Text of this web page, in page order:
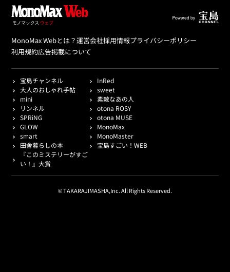
MonoMax Webとは？運営会社採用情報プライバシーポリシー
利用規約広告掲載について
宝島チャンネル
InRed
大人のおしゃれ手帖
sweet
mini
素敵なあの人
リンネル
otona ROSY
SPRiNG
otona MUSE
GLOW
MonoMax
smart
MonoMaster
田舎暮らしの本
宝島すごい！WEB
『このミステリーがすご
い！』大賞
© TAKARAJIMASHA,Inc. All Rights Reserved.